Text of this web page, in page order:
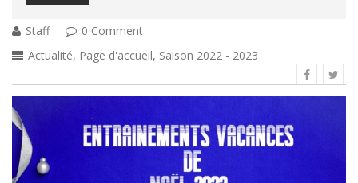
Staff
0 Comment
Actualité, Page d'accueil, Saison 2022 - 2023